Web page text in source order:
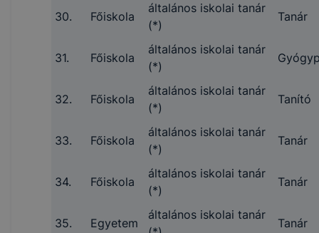
30. Főiskola
általános iskolai tanár
(*)
Tanár
31. Főiskola
általános iskolai tanár
(*)
32. Főiskola
általános iskolai tanár
(*)
Tanító
33. Főiskola
általános iskolai tanár
(*)
Tanár
34. Főiskola
általános iskolai tanár
(*)
Tanár
35. Egyetem
általános iskolai tanár
Tanár